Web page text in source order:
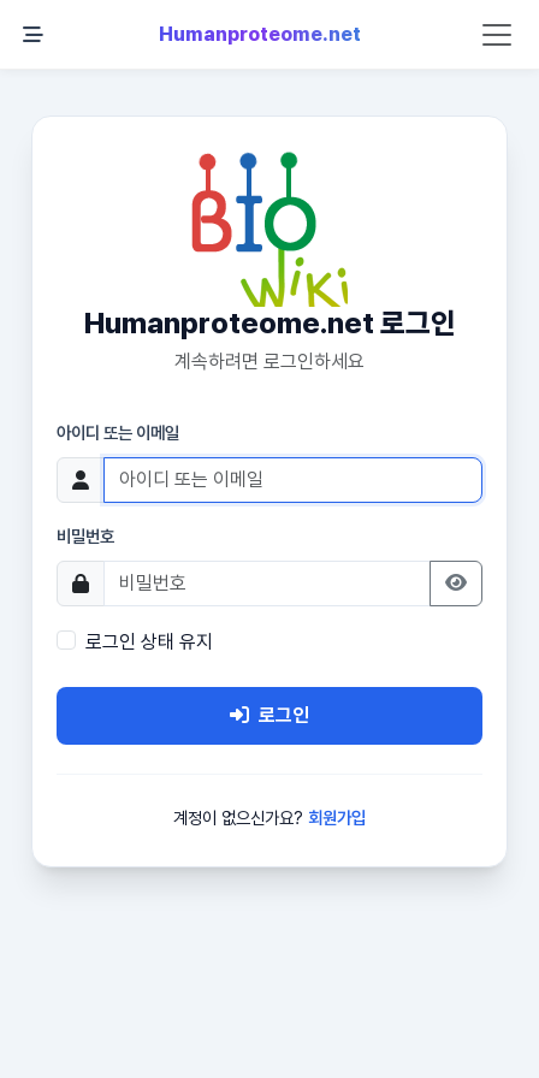
Humanproteome.net
Humanproteome.net 로그인
계속하려면 로그인하세요
아이디 또는 이메일
비밀번호
로그인 상태 유지
로그인
계정이 없으신가요? 회원가입